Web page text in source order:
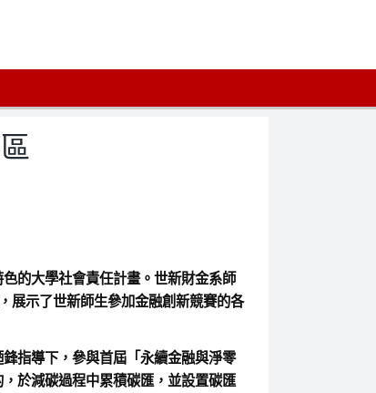
的大學社會責任計畫。世新財金系師
展示了世新師生參加金融創新競賽的各
指導下，參與首屆「永續金融與淨零
於減碳過程中累積碳匯，並設置碳匯